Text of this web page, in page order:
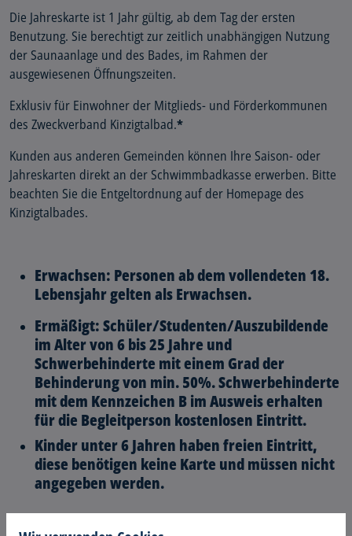
Die Jahreskarte ist 1 Jahr gültig, ab dem Tag der ersten
Benutzung. Sie berechtigt zur zeitlich unabhängigen Nutzung
der Saunaanlage und des Bades, im Rahmen der
ausgewiesenen Öffnungszeiten.
Exklusiv für Einwohner der Mitglieds- und Förderkommunen
des Zweckverband Kinzigtalbad.*
Kunden aus anderen Gemeinden können Ihre Saison- oder
Jahreskarten direkt an der Schwimmbadkasse erwerben. Bitte
beachten Sie die Entgeltordnung auf der Homepage des
Kinzigtalbades.
Erwachsen: Personen ab dem vollendeten 18.
Lebensjahr gelten als Erwachsen.
Ermäßigt: Schüler/Studenten/Auszubildende
im Alter von 6 bis 25 Jahre und
Schwerbehinderte mit einem Grad der
Behinderung von min. 50%. Schwerbehinderte
mit dem Kennzeichen B im Ausweis erhalten
für die Begleitperson kostenlosen Eintritt.
Kinder unter 6 Jahren haben freien Eintritt,
diese benötigen keine Karte und müssen nicht
angegeben werden.